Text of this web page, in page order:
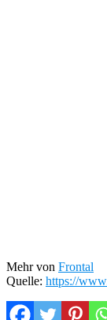
Mehr von Frontal
Quelle: https://